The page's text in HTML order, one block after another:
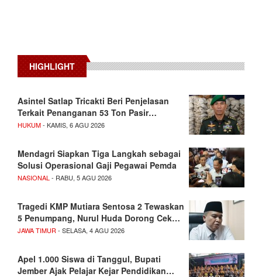
HIGHLIGHT
Asintel Satlap Tricakti Beri Penjelasan
Terkait Penanganan 53 Ton Pasir…
HUKUM- KAMIS, 6 AGU 2026
Mendagri Siapkan Tiga Langkah sebagai
Solusi Operasional Gaji Pegawai Pemda
NASIONAL - RABU, 5 AGU 2026
Tragedi KMP Mutiara Sentosa 2 Tewaskan
5 Penumpang, Nurul Huda Dorong Cek…
JAWA TIMUR - SELASA, 4 AGU 2026
Apel 1.000 Siswa di Tanggul, Bupati
Jember Ajak Pelajar Kejar Pendidikan…